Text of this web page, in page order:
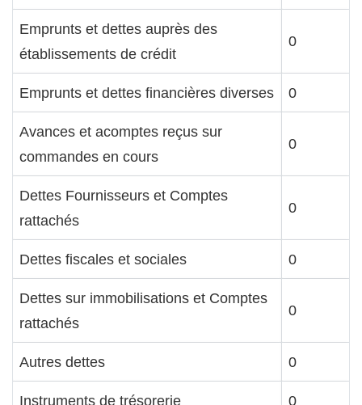
Emprunts et dettes auprès des
établissements de crédit
0
Emprunts et dettes financières diverses 0
Avances et acomptes reçus sur
commandes en cours
0
Dettes Fournisseurs et Comptes
rattachés
0
Dettes fiscales et sociales 0
Dettes sur immobilisations et Comptes
rattachés
0
Autres dettes 0
Instruments de trésorerie 0